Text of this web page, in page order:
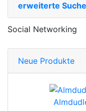
erweiterte Suche
Social Networking
Neue Produkte